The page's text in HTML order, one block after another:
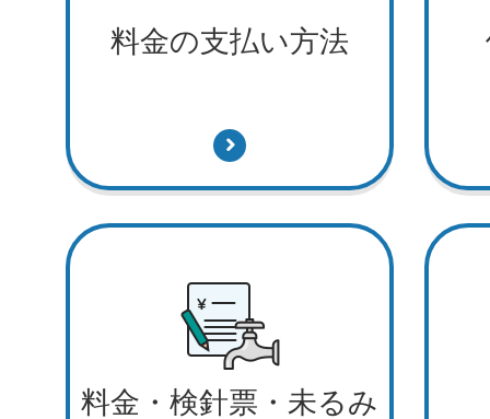
料金の支払い方法
料金・検針票・未るみ